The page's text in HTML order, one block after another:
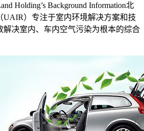
Holding’s Background Information北
UAIR）专注于室内环境解决方案和技
解决室内、车内空气污染为根本的综合